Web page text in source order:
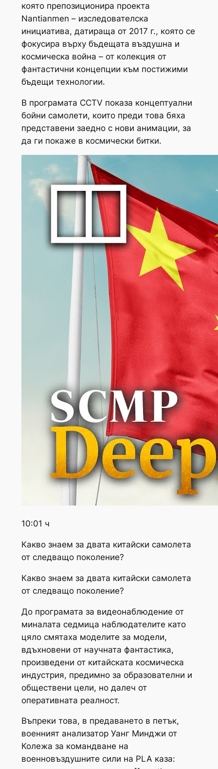
която препозиционира проекта
Nantianmen – изследователска
инициатива, датираща от 2017 г., която се
фокусира върху бъдещата въздушна и
космическа война – от колекция от
фантастични концепции към постижими
бъдещи технологии.
В програмата CCTV показа концептуални
бойни самолети, които преди това бяха
представени заедно с нови анимации, за
да ги покаже в космически битки.
10:01 ч
Какво знаем за двата китайски самолета
от следващо поколение?
Какво знаем за двата китайски самолета
от следващо поколение?
До програмата за видеонаблюдение от
миналата седмица наблюдателите като
цяло смятаха моделите за модели,
вдъхновени от научната фантастика,
произведени от китайската космическа
индустрия, предимно за образователни и
обществени цели, но далеч от
оперативната реалност.
Въпреки това, в предаването в петък,
военният анализатор Уанг Минджи от
Колежа за командване на
военновъздушните сили на PLA каза: